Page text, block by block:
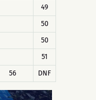
49
50
50
51
56 DNF